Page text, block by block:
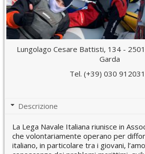
Lungolago Cesare Battisti, 134 -
Garda
Tel. (+39) 030
Descrizione
La Lega Navale Italiana riunisce in
che volontariamente operano per
italiano, in particolare tra i giovani,